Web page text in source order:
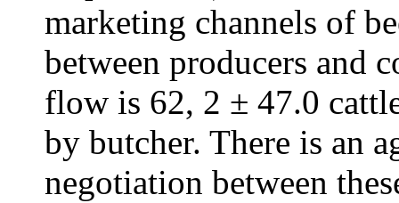
marketing channels of
between producers and
flow is 62, 2 ± 47.0
by butcher. There is an
negotiation between